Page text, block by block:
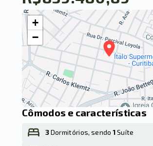
+
−
Cômodos e características
3Dormitórios, sendo1Suíte